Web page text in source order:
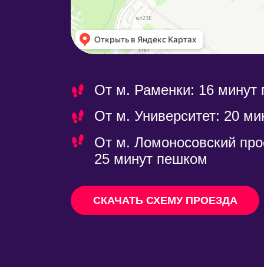
СКАЧАТЬ СХЕМУ ПРОЕЗДА
От м. Ломоносовский
25 минут пешком
От м. Университет: 20
От м. Раменки: 16 минут